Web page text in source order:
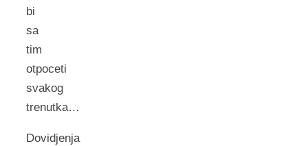
bi
sa
tim
otpoceti
svakog
trenutka…
Dovidjenja